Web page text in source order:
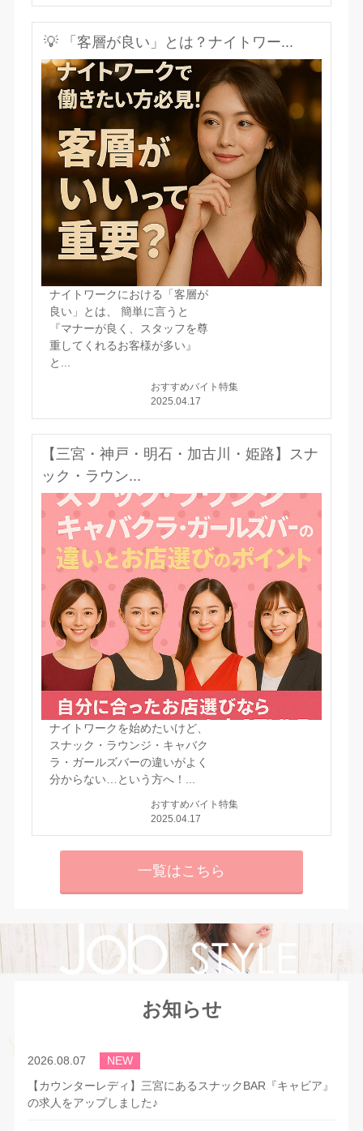
💡 「客層が良い」とは？ナイトワー...
ナイトワークにおける「客層が
良い」とは、 簡単に言うと
『マナーが良く、スタッフを尊
重してくれるお客様が多い』
と...
おすすめバイト特集
2025.04.17
【三宮・神戸・明石・加古川・姫路】スナ
ック・ラウン...
ナイトワークを始めたいけど、
スナック・ラウンジ・キャバク
ラ・ガールズバーの違いがよく
分からない…という方へ！...
おすすめバイト特集
2025.04.17
一覧はこちら
お知らせ
2026.08.07
NEW
【カウンターレディ】三宮にあるスナックBAR『キャビア』
の求人をアップしました♪